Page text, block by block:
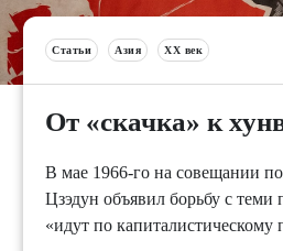
Статьи Азия XX век
От «скачка» к
В мае 1966-го на совещании
Цзэдун объявил борьбу с теми
«идут по капиталистическому